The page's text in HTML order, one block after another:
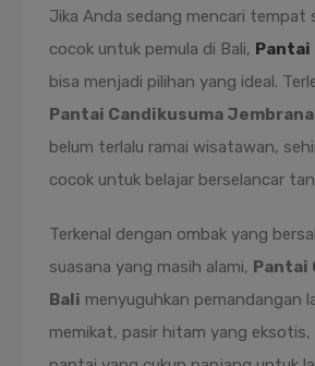
Jika Anda sedang mencari tempat
cocok untuk pemula di Bali, Pantai
bisa menjadi pilihan yang ideal.
Pantai Candikusuma
belum terlalu ramai wisatawan,
cocok untuk belajar berselancar
Terkenal dengan ombak yang
suasana yang masih alami, Pantai
Bali menyuguhkan pemandangan
memikat, pasir hitam yang eksotis,